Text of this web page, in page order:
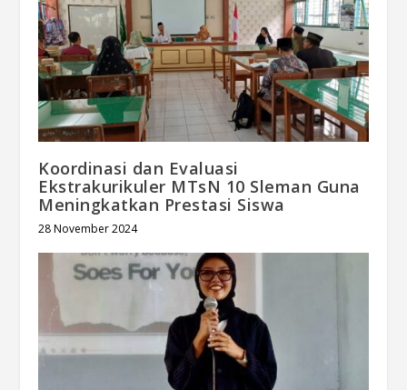
Koordinasi dan Evaluasi
Ekstrakurikuler MTsN 10 Sleman Guna
Meningkatkan Prestasi Siswa
28 November 2024